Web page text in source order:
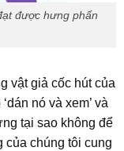
được hưng phấn
vật giả cốc hút của
nó và xem’ và
tại sao không để
của chúng tôi cung